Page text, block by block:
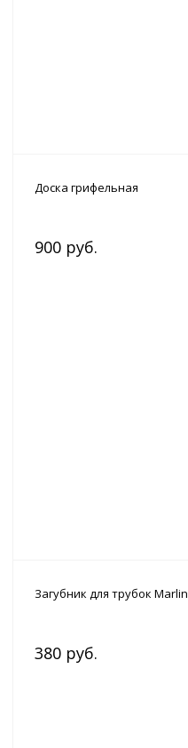
Доска грифельная
900 руб.
Загубник для трубок Marlin
380 руб.